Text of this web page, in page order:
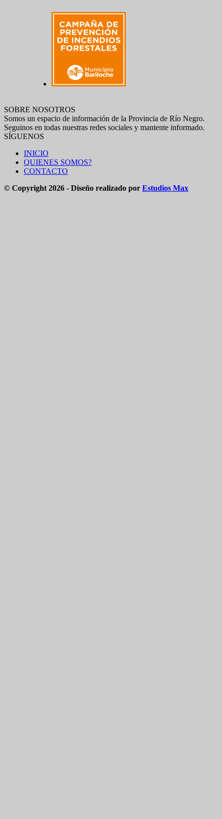
SOBRE NOSOTROS
Somos un espacio de información de la Provincia de Río Negro.
Seguinos en todas nuestras redes sociales y mantente informado.
SÍGUENOS
INICIO
QUIENES SOMOS?
CONTACTO
© Copyright 2026 - Diseño realizado por Estudios Max